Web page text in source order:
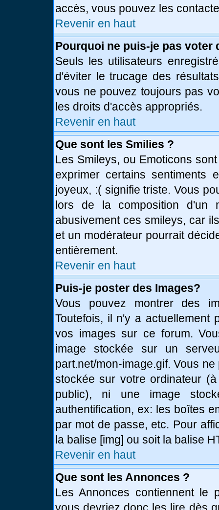
accès, vous pouvez les
Revenir en haut
Pourquoi ne puis-je pas voter
Seuls les utilisateurs
d'éviter le trucage des
vous ne pouvez toujours pas
les droits d'accès appropriés.
Revenir en haut
Que sont les Smilies ?
Les Smileys, ou Emoticons
exprimer certains sentiments
joyeux, :( signifie triste. Vous
lors de la composition d'un
abusivement ces smileys, car
et un modérateur pourrait
entièrement.
Revenir en haut
Puis-je poster des Images?
Vous pouvez montrer des
Toutefois, il n'y a actuellement
vos images sur ce forum.
image stockée sur un
part.net/mon-image.gif. Vous
stockée sur votre ordinateur
public), ni une image
authentification, ex: les boîtes
par mot de passe, etc. Pour
la balise [img] ou soit la balise
Revenir en haut
Que sont les Annonces ?
Les Annonces contiennent le